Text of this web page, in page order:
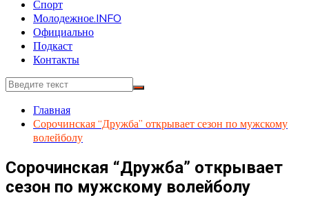
Спорт
Молодежное.INFO
Официально
Подкаст
Контакты
Главная
Сорочинская “Дружба” открывает сезон по мужскому
волейболу
Сорочинская “Дружба” открывает
сезон по мужскому волейболу